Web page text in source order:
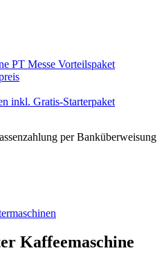
PT Messe Vorteilspaket
inkl. Gratis-Starterpaket
per Banküberweisung
Kaffeemaschine